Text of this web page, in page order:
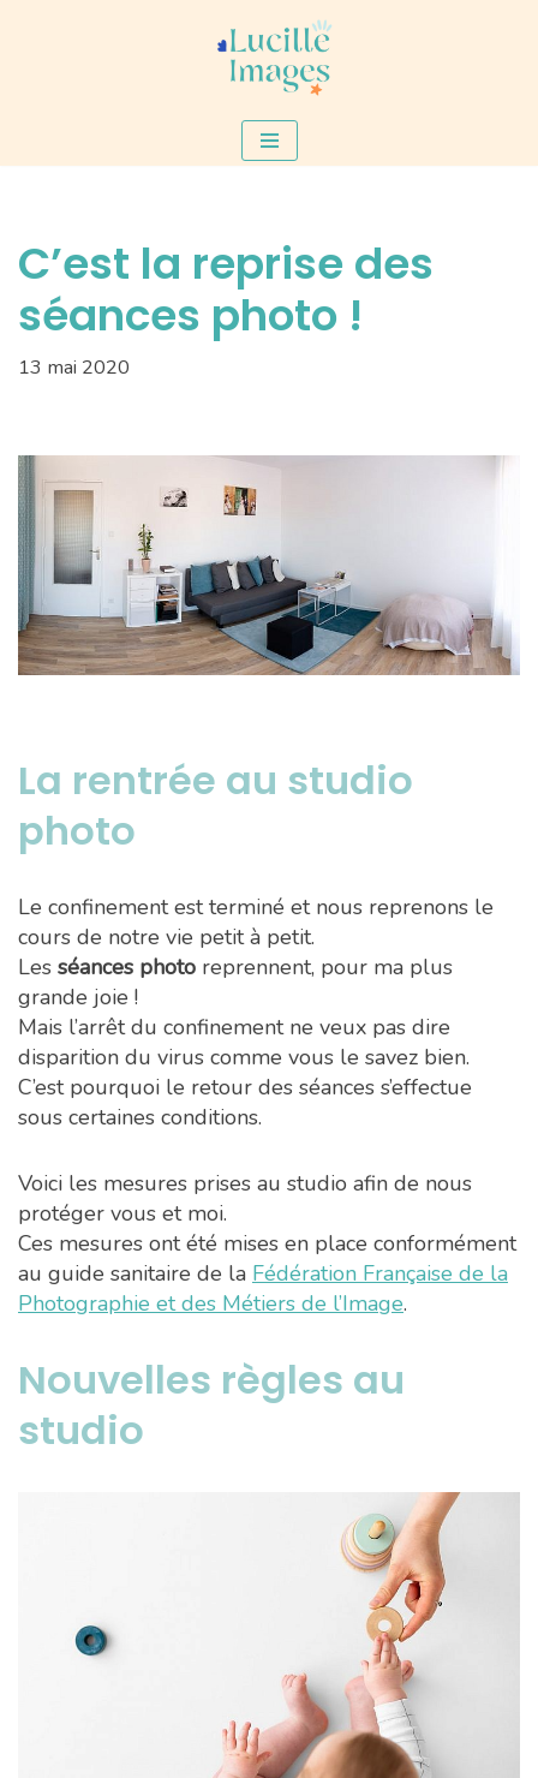
C’est la reprise des
séances photo !
13 mai 2020
La rentrée au studio
photo
Le confinement est terminé et nous reprenons le
cours de notre vie petit à petit.
Les séances photo reprennent, pour ma plus
grande joie !
Mais l’arrêt du confinement ne veux pas dire
disparition du virus comme vous le savez bien.
C’est pourquoi le retour des séances s’effectue
sous certaines conditions.
Voici les mesures prises au studio afin de nous
protéger vous et moi.
Ces mesures ont été mises en place conformément
au guide sanitaire de la Fédération Française de la
Photographie et des Métiers de l’Image.
Nouvelles règles au
studio